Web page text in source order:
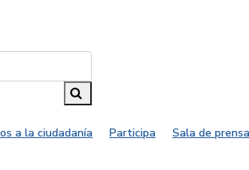
a la ciudadanía Participa Sala de